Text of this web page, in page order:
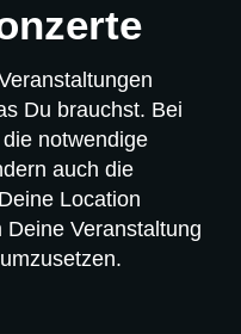
Du brauchst. Bei
notwendige
auch die
Location
Veranstaltung